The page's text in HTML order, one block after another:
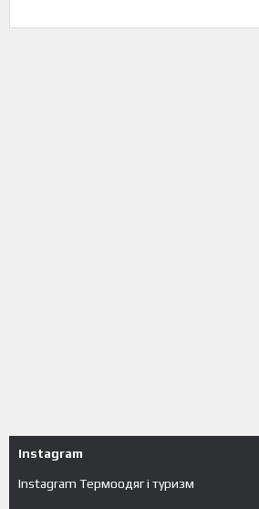
Instagram
Instagram Термоодяг і туризм